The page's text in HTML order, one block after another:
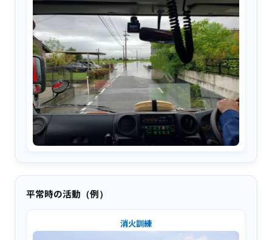
平常時の活動（例）
消火訓練